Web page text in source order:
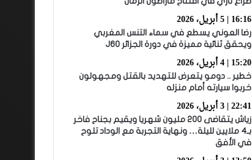
16:16 | 5 أبريل، 2026
رضا العوني يسطع في سماء التنس المغربي
ويحقق ثنائية مميزة في دورة الجزائر J60
15:20 | 4 أبريل، 2026
خطير .. دومو يتعرض للتهديد بالقتل ومجهولون
خربوا سيارته أمام منزله
22:41 | 3 أبريل، 2026
زياش يتقاضى 200 مليون شهريا ويقيم بجناح فاخر
بـ4 ملايين لليلة… ونهاية التجربة مع الوداد تلوح
في الأفق